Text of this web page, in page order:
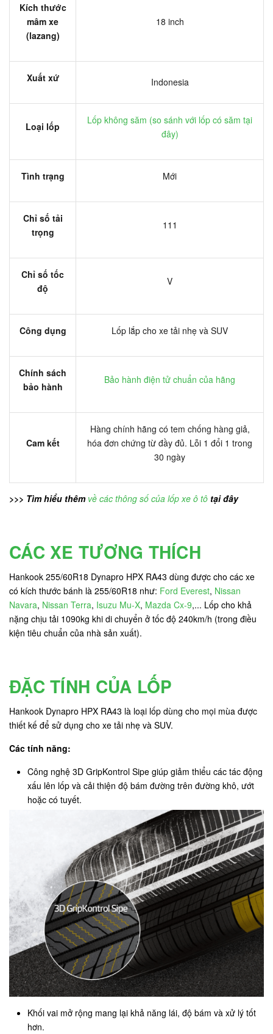
Kích thước
mâm xe
(lazang)
18 inch
Xuất xứ Indonesia
Loại lốp
Lốp không săm (so sánh với lốp có săm tại
đây)
Tình trạng Mới
Chỉ số tải
trọng
111
Chỉ số tốc
độ
V
Công dụng Lốp lắp cho xe tải nhẹ và SUV
Chính sách
bảo hành
Bảo hành điện tử chuẩn của hãng
Cam kết
Hàng chính hãng có tem chống hàng giả,
hóa đơn chứng từ đầy đủ. Lỗi 1 đổi 1 trong
30 ngày
>>> Tìm hiểu thêm về các thông số của lốp xe ô tô tại đây
CÁC XE TƯƠNG THÍCH
Hankook 255/60R18 Dynapro HPX RA43 dùng được cho các xe
có kích thước bánh là 255/60R18 như: Ford Everest, Nissan
Navara, Nissan Terra, Isuzu Mu-X, Mazda Cx-9,... Lốp cho khả
nặng chịu tải 1090kg khi di chuyển ở tốc độ 240km/h (trong điều
kiện tiêu chuẩn của nhà sản xuất).
ĐẶC TÍNH CỦA LỐP
Hankook Dynapro HPX RA43 là loại lốp dùng cho mọi mùa được
thiết kế để sử dụng cho xe tải nhẹ và SUV.
Các tính năng:
Công nghệ 3D GripKontrol Sipe giúp giảm thiểu các tác động
xấu lên lốp và cải thiện độ bám đường trên đường khô, ướt
hoặc có tuyết.
Khối vai mở rộng mang lại khả năng lái, độ bám và xử lý tốt
hơn.